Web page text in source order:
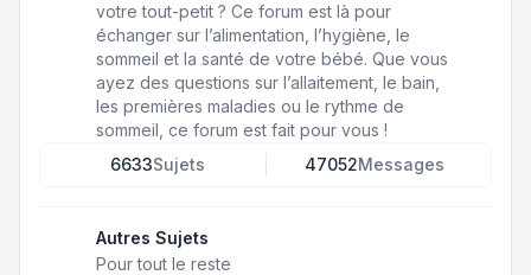
votre tout-petit ? Ce forum est là pour
échanger sur l’alimentation, l’hygiène, le
sommeil et la santé de votre bébé. Que vous
ayez des questions sur l’allaitement, le bain,
les premières maladies ou le rythme de
sommeil, ce forum est fait pour vous !
6633Sujets 47052Messages
Autres Sujets
Pour tout le reste